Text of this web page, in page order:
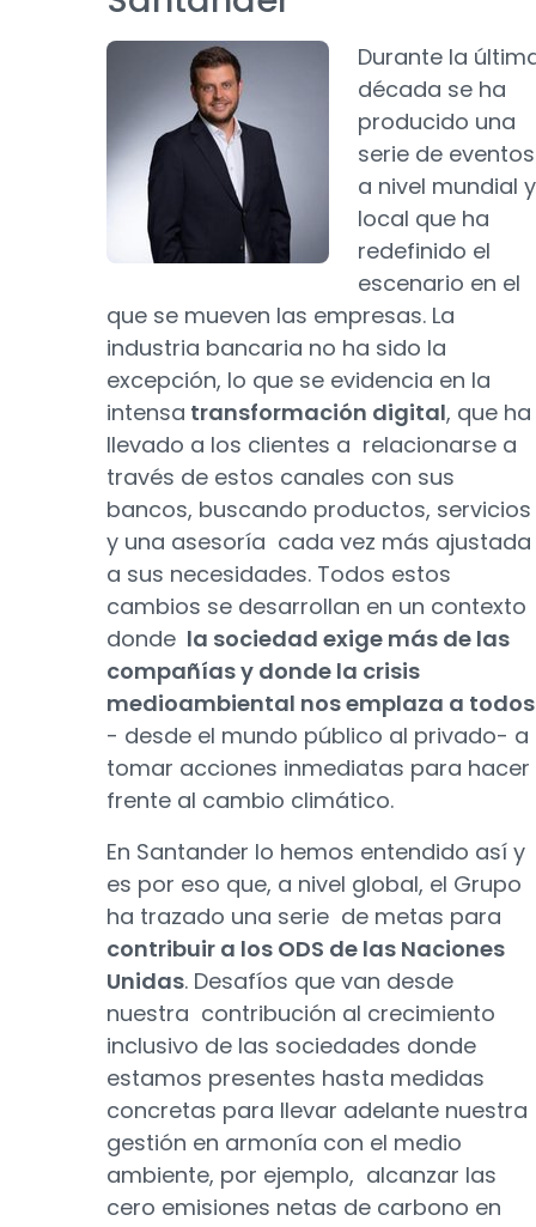
Durante la
década se ha
producido una
serie de eventos
a nivel mundial y
local que ha
redefinido el
escenario en el
que se mueven las empresas. La
industria bancaria no ha sido la
excepción, lo que se evidencia en la
intensa transformación digital, que ha
llevado a los clientes a relacionarse a
través de estos canales con sus
bancos, buscando productos, servicios
y una asesoría cada vez más ajustada
a sus necesidades. Todos estos
cambios se desarrollan en un contexto
donde la sociedad exige más de las
compañías y donde la crisis
medioambiental nos emplaza a todos
- desde el mundo público al privado- a
tomar acciones inmediatas para hacer
frente al cambio climático.
En Santander lo hemos entendido así y
es por eso que, a nivel global, el Grupo
ha trazado una serie de metas para
contribuir a los ODS de las Naciones
Unidas. Desafíos que van desde
nuestra contribución al crecimiento
inclusivo de las sociedades donde
estamos presentes hasta medidas
concretas para llevar adelante nuestra
gestión en armonía con el medio
ambiente, por ejemplo, alcanzar las
cero emisiones netas de carbono en